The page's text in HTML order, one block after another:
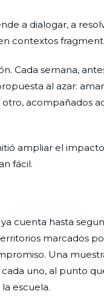
a dialogar, a
contextos
Cada semana,
al azar:
acompañados
ampliar el
fácil.
cuenta hasta
marcados
Una
uno, al punto
escuela.